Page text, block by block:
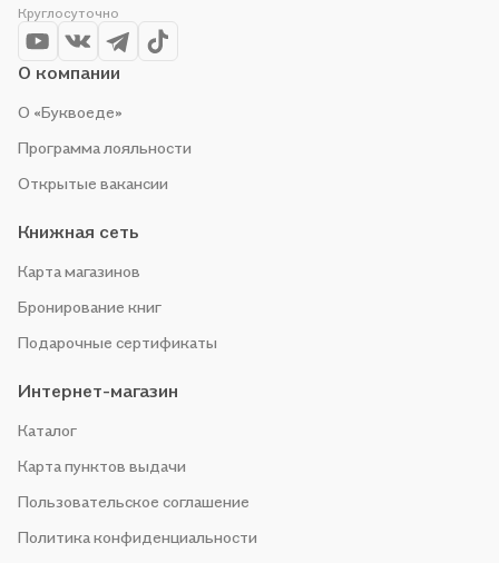
Круглосуточно
О компании
О «Буквоеде»
Программа лояльности
Открытые вакансии
Книжная сеть
Карта магазинов
Бронирование книг
Подарочные сертификаты
Интернет-магазин
Каталог
Карта пунктов выдачи
Пользовательское соглашение
Политика конфиденциальности